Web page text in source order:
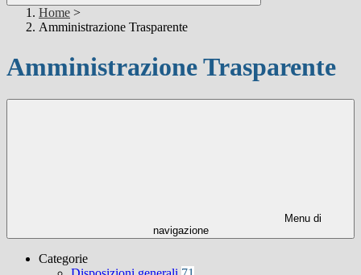
Home >
Amministrazione Trasparente
Amministrazione Trasparente
Menu di
navigazione
Categorie